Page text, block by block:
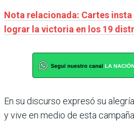
Nota relacionada: Cartes
lograr la victoria en los 19
En su discurso expresó su
y vive en medio de esta